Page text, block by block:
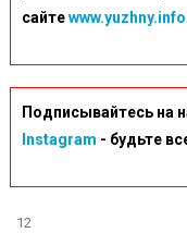
сайте
Подписывайтесь на
Instagram - будьте
12